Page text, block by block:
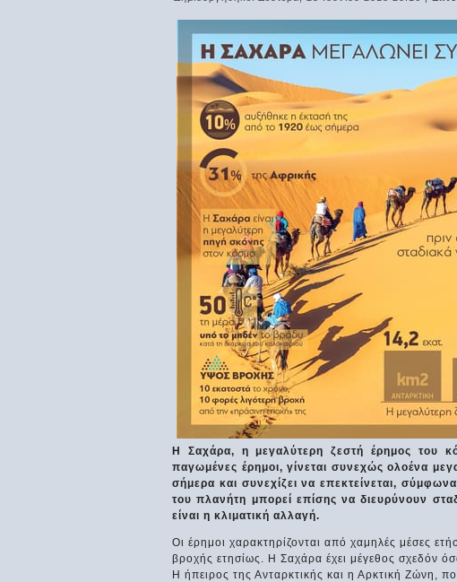
Η Σαχάρα, η μεγαλύτερη ζεστή έρημος του
παγωμένες έρημοι, γίνεται συνεχώς ολοένα
σήμερα και συνεχίζει να επεκτείνεται,
του πλανήτη μπορεί επίσης να διευρύνουν
είναι η κλιματική αλλαγή.
Οι έρημοι χαρακτηρίζονται από χαμηλές μέσες
βροχής ετησίως. Η Σαχάρα έχει μέγεθος σχεδόν
Η ήπειρος της Ανταρκτικής και η Αρκτική Ζώνη,